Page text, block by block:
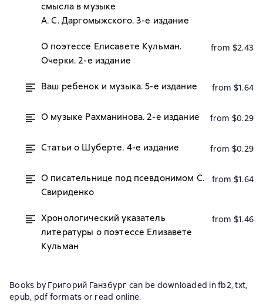
смысла в музыке
А. С. Даргомыжского. 3-е издание
О поэтессе Елисавете Кульман.
Очерки. 2-е издание
from $2.43
Ваш ребенок и музыка. 5-е издание from $1.64
О музыке Рахманинова. 2-е издание from $0.29
Статьи о Шуберте. 4-е издание from $0.29
О писательнице под псевдонимом С.
Свириденко
from $1.64
Хронологический указатель
литературы о поэтессе Елизавете
Кульман
from $1.46
Books by Григорий Ганзбург can be downloaded in fb2, txt,
epub, pdf formats or read online.